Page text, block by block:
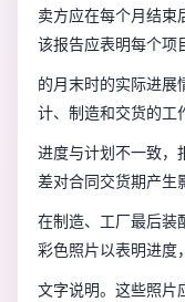
卖方应在每个月结束
该报告应表明每个项
的月末时的实际进展
计、制造和交货的工
进度与计划不一致，
差对合同交货期产生
在制造、工厂最后装
彩色照片以表明进度
文字说明。这些照片